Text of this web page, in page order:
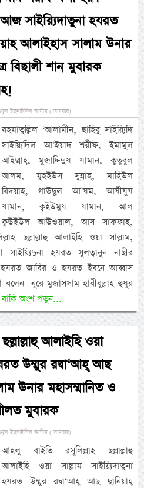
আজ সাইয়্যিদাতুনা হযরত
আলাইহাস সালাম উনার
বিছালী শান মুবারক
ইছনাইনিল আযীম (সোমবার)
রহমাতুল্লিল ‘আলামীন, ছাহিবু সাইয়্যিদি
সাইয়্যিদিল আ’ইয়াদ শরীফ, ইমামুল
আইম্মাহ্, মুজাদ্দিদুয যামান, কুতুবুল
আলম, মুহইউস সুন্নাহ, মাহিউল
বিদয়াহ, গাউছুল আ’যম, আযীযুয
যামান, ক্বইউমুয যামান, আল
আউওয়াল, আস সাফফাহ,
ছল্লাল্লাহু আলাইহি ওয়া সাল্লাম,
সাইয়্যিদুনা হযরত সুলত্বানুন নাছীর
হযরত জাবির ও হযরত ইবনে আব্বাস
বলেন- নূরে মুজাসসাম হাবীবুল্লাহ হুযূর
বাকি অংশ পড়ুন...
আলাইহি ওয়া
উম্মুর রদ্বা‘আহ্ আছ
উনার মহাসম্মানিত ও
মুবারক
ইছনাইনিল আযীম (সোমবার)
আহলু বাইতি রসূলিল্লাহ ছল্লাল্লাহু
আলাইহি ওয়া সাল্লাম সাইয়্যিদাতুনা
হযরত উম্মুর রদ্বা‘আহ্ আছ ছানিয়াহ্